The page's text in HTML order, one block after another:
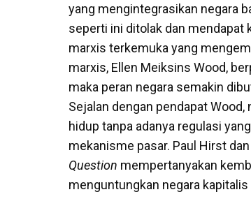
yang mengintegrasikan negara
seperti ini ditolak dan mendapat
marxis terkemuka yang
marxis, Ellen Meiksins Wood,
maka peran negara semakin
Sejalan dengan pendapat
hidup tanpa adanya regulasi
mekanisme pasar. Paul Hirst
Question mempertanyakan
menguntungkan negara